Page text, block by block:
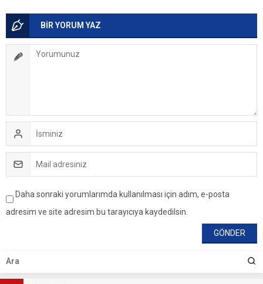
BİR YORUM YAZ
Daha sonraki yorumlarımda kullanılması için adım, e-posta
adresim ve site adresim bu tarayıcıya kaydedilsin.